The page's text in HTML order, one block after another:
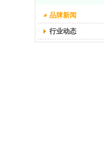
品牌新闻
行业动态